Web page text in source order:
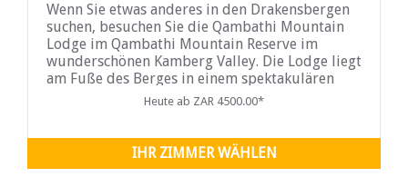
Wenn Sie etwas anderes in den Drakensbergen
suchen, besuchen Sie die Qambathi Mountain
Lodge im Qambathi Mountain Reserve im
wunderschönen Kamberg Valley. Die Lodge liegt
am Fuße des Berges in einem spektakulären
Garten und mit herrlicher Aussicht.
Heute ab ZAR 4500.00*
IHR ZIMMER WÄHLEN